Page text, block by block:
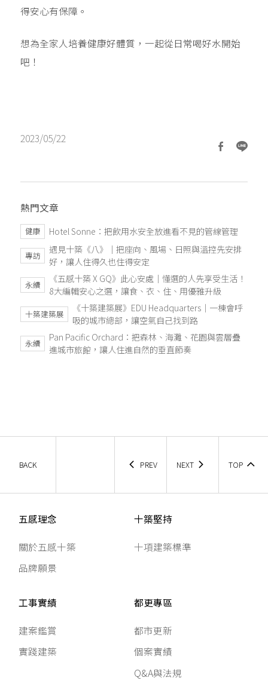
熱門文章
健康 Hotel Sonne：把飲用水安全放進看不見的管線管理
專訪
遇見十築《八》｜把座向、風場、日照與溫控先安排
好，讓人住得久也住得安定
永續
《五感十築 X GQ》此心安處｜懂選的人先享受生活！
8大編輯安心之選，讓食、衣、住、用優雅升級
十築建築展
《十築建築展》EDU Headquarters｜一棟會呼
吸的城市總部，讓空氣自己找到路
永續
Pan Pacific Orchard：把森林、海灘、花園與雲層疊
進城市旅館，讓人住進自然的垂直節奏
得安心有保障。
想為全家人培養健康好體質，一起從日常喝好水開始
吧！
2023/05/22
BACK PREV NEXT TOP
五感理念
關於五感十築
品牌願景
十築堅持
十項建築標準
工事實績
建案鑑賞
實踐建築
都更專區
都市更新
個案實績
Q&A與法規